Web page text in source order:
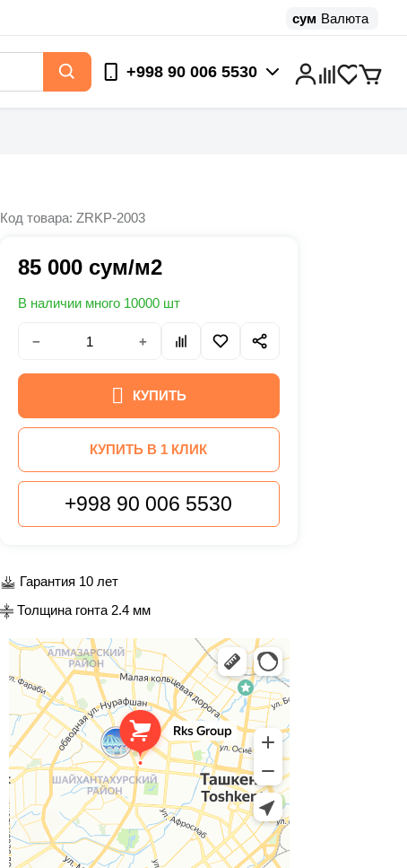
сум Валюта
+998 90 006 5530
Код товара: ZRKP-2003
85 000 сум/м2
В наличии много 10000 шт
− +
КУПИТЬ
КУПИТЬ В 1 КЛИК
+998 90 006 5530
Гарантия 10 лет
Толщина гонта 2.4 мм